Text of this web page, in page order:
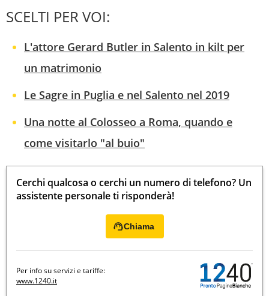
SCELTI PER VOI:
L'attore Gerard Butler in Salento in kilt per
un matrimonio
Le Sagre in Puglia e nel Salento nel 2019
Una notte al Colosseo a Roma, quando e
come visitarlo "al buio"
Cerchi qualcosa o cerchi un numero di telefono? Un
assistente personale ti risponderà!
Chiama
Per info su servizi e tariffe:
www.1240.it